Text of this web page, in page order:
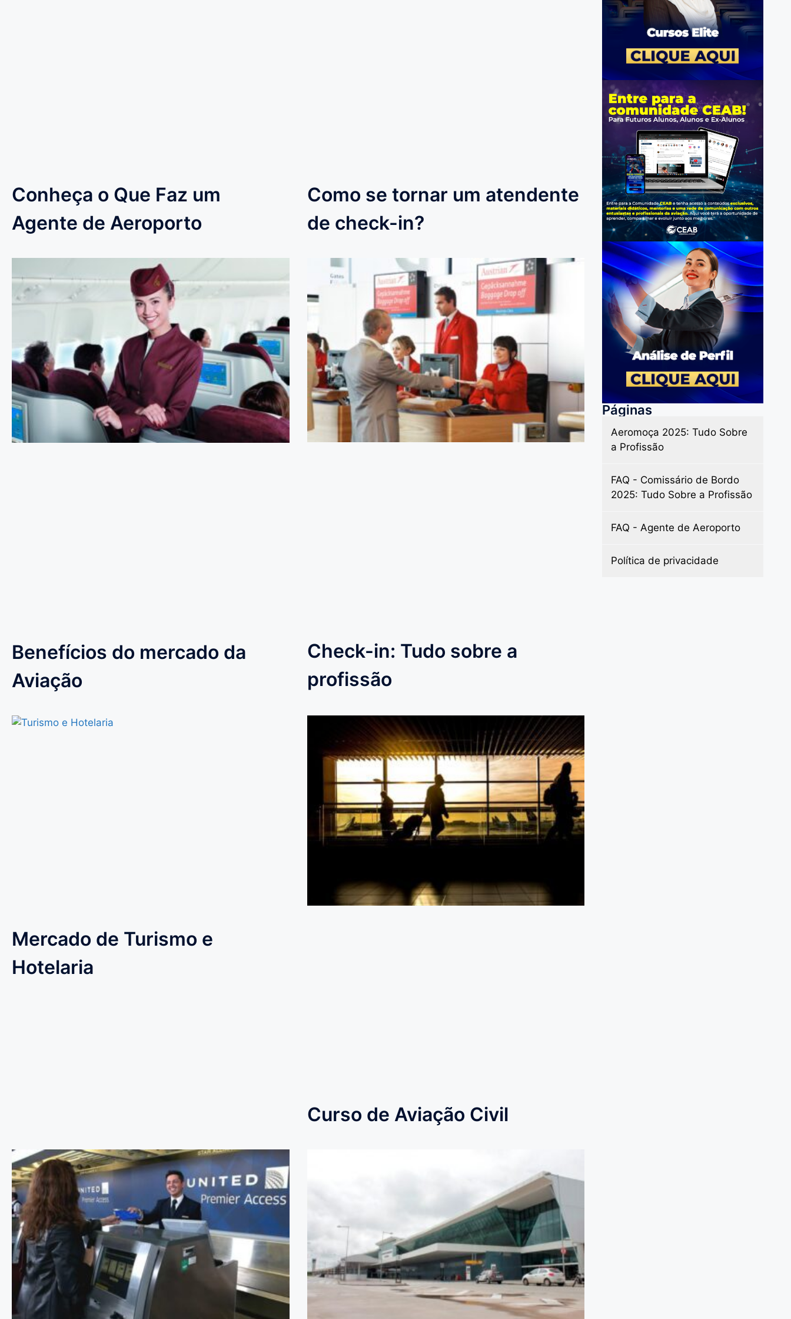
Conheça o Que Faz um
Agente de Aeroporto
Como se tornar um atendente
de check-in?
Benefícios do mercado da
Aviação
Check-in: Tudo sobre a
profissão
Mercado de Turismo e
Hotelaria
Curso de Aviação Civil
Páginas
Aeromoça 2025: Tudo Sobre
a Profissão
FAQ - Comissário de Bordo
2025: Tudo Sobre a Profissão
FAQ - Agente de Aeroporto
Política de privacidade